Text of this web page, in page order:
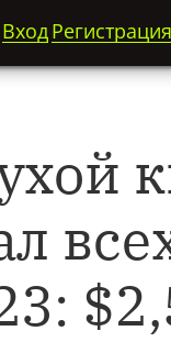
ВходРегистрация